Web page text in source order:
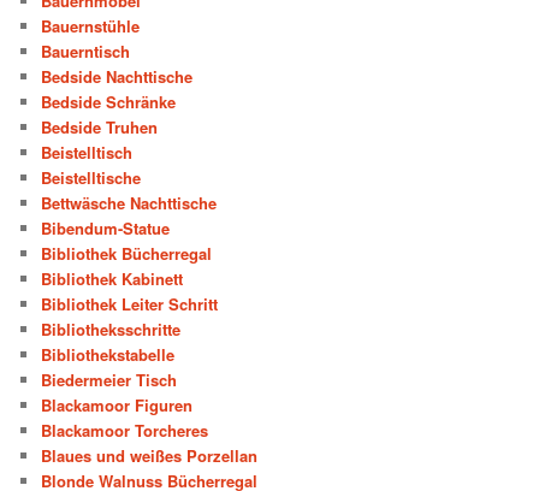
Bauernstühle
Bauerntisch
Bedside Nachttische
Bedside Schränke
Bedside Truhen
Beistelltisch
Beistelltische
Bettwäsche Nachttische
Bibendum-Statue
Bibliothek Bücherregal
Bibliothek Kabinett
Bibliothek Leiter Schritt
Bibliotheksschritte
Bibliothekstabelle
Biedermeier Tisch
Blackamoor Figuren
Blackamoor Torcheres
Blaues und weißes Porzellan
Blonde Walnuss Bücherregal